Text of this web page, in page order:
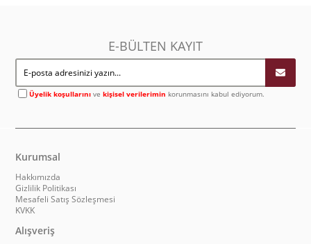
E-BÜLTEN KAYIT
Üyelik koşullarını vekişisel verilerimin korunmasını kabul ediyorum.
Kurumsal
Hakkımızda
Gizlilik Politikası
Mesafeli Satış Sözleşmesi
KVKK
Alışveriş